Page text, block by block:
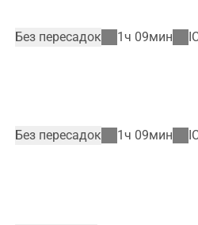
Без пересадок 1ч 09мин
Без пересадок 1ч 09мин